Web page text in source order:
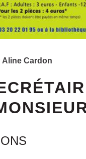
Aline Cardon